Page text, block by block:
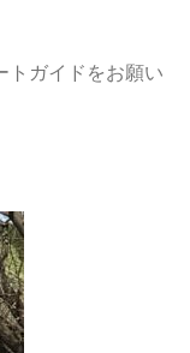
トガイドをお願い